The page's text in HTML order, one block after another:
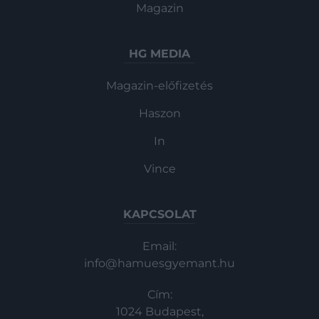
Magazin
HG MEDIA
Magazin-előfizetés
Haszon
In
Vince
KAPCSOLAT
Email:
info@hamuesgyemant.hu
Cím:
1024 Budapest,